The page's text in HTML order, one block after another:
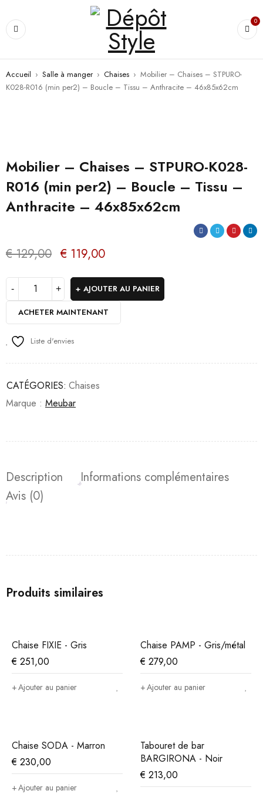
0
Accueil › Salle à manger › Chaises › Mobilier – Chaises – STPURO-
K028-R016 (min per2) – Boucle – Tissu – Anthracite – 46x85x62cm
Mobilier – Chaises – STPURO-K028-
R016 (min per2) – Boucle – Tissu –
Anthracite – 46x85x62cm
€129,00 € 119,00
AJOUTER AU PANIER
ACHETER MAINTENANT
Liste d'envies
CATÉGORIES: Chaises
Marque : Meubar
Description
Informations complémentaires
Avis (0)
Produits similaires
Chaise FIXIE - Gris
€ 251,00
Ajouter au panier
Chaise PAMP - Gris/métal
€ 279,00
Ajouter au panier
Chaise SODA - Marron
€ 230,00
Ajouter au panier
Tabouret de bar
BARGIRONA - Noir
€ 213,00